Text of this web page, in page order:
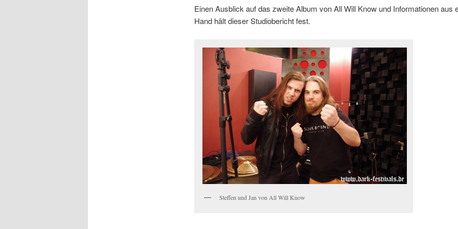
Einen Ausblick auf das zweite Album von All Will Know und Informationen aus
Hand hält dieser Studiobericht fest.
Steffen und Jan von All Will Know